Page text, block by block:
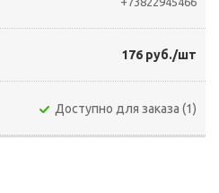
176 руб./шт
Доступно для заказа (1)